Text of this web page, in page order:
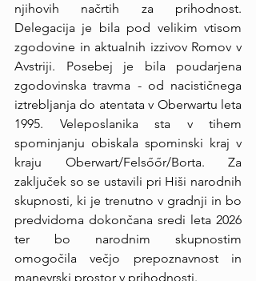
njihovih načrtih za prihodnost.
Delegacija je bila pod velikim vtisom
zgodovine in aktualnih izzivov Romov v
Avstriji. Posebej je bila poudarjena
zgodovinska travma - od nacističnega
iztrebljanja do atentata v Oberwartu leta
1995. Veleposlanika sta v tihem
spominjanju obiskala spominski kraj v
kraju Oberwart/Felsőőr/Borta. Za
zaključek so se ustavili pri Hiši narodnih
skupnosti, ki je trenutno v gradnji in bo
predvidoma dokončana sredi leta 2026
ter bo narodnim skupnostim
omogočila večjo prepoznavnost in
manevrski prostor v prihodnosti.